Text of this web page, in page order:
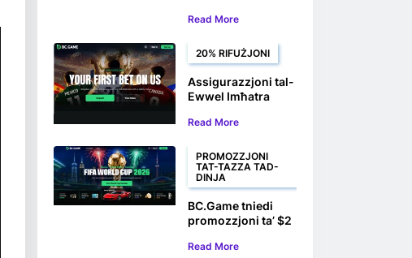
sehem ta' $60,000
eSoccer
Read More
20% RIFUŻJONI
Assigurazzjoni tal-
Ewwel Imħatra
$100 lura fuq l-
tiegħek fit-Tazza
tad-Dinja
Read More
PROMOZZJONI
TAT-TAZZA TAD-
DINJA
BC.Game tniedi
promozzjoni ta’ $2
tad-Dinja 2026
Read More